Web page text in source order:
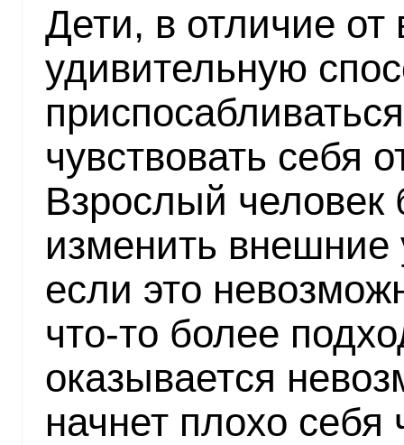
Дети, в отличие
удивительную
чувствовать себя
Взрослый человек
изменить внешние
если это
что-то более
оказывается
начнет плохо себя